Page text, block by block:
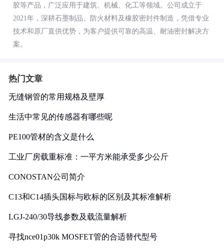
胶等产品，广泛应用于建筑、机械、化工等领域。公司成立于
2021年，深耕石墨制品、防火材料及橡胶密封件制造，凭借专业
技术和原厂直供优势，为客户提供可靠的高温、耐油密封解决方
案。
热门文章
无缝钢管的常用规格及壁厚
生活中常见的传感器有哪些呢
PE100管材的含义是什么
工业厂房载重标准：一平方米能承受多少公斤
CONOSTAN公司简介
C13和C14插头国标与欧标的区别及其标准解析
LGJ-240/30导线参数及载流量解析
寻找nce01p30k MOSFET管的合适替代型号